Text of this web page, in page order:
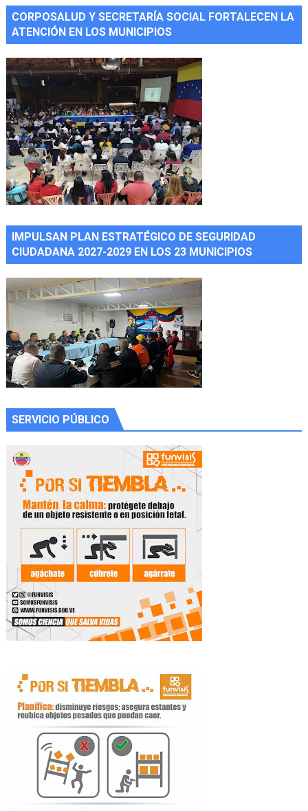
CORPOSALUD Y SECRETARÍA SOCIAL FORTALECEN LA
ATENCIÓN EN LOS MUNICIPIOS
IMPULSAN PLAN ESTRATÉGICO DE SEGURIDAD
CIUDADANA 2027-2029 EN LOS 23 MUNICIPIOS
SERVICIO PÚBLICO